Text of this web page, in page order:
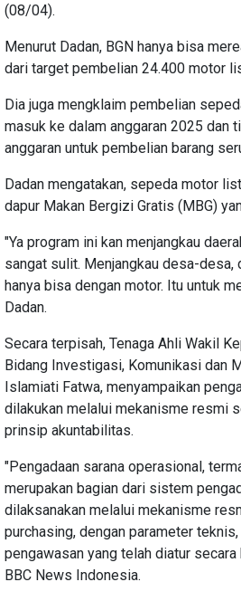
(08/04).
Menurut Dadan, BGN hanya bisa
dari target pembelian 24.400 motor
Dia juga mengklaim pembelian
masuk ke dalam anggaran 2025 dan
anggaran untuk pembelian barang
Dadan mengatakan, sepeda motor
dapur Makan Bergizi Gratis (MBG)
"Ya program ini kan menjangkau
sangat sulit. Menjangkau desa-desa,
hanya bisa dengan motor. Itu untuk
Dadan.
Secara terpisah, Tenaga Ahli Wakil
Bidang Investigasi, Komunikasi dan
Islamiati Fatwa, menyampaikan
dilakukan melalui mekanisme resmi
prinsip akuntabilitas.
"Pengadaan sarana operasional,
merupakan bagian dari sistem
dilaksanakan melalui mekanisme
purchasing, dengan parameter
pengawasan yang telah diatur
BBC News Indonesia.